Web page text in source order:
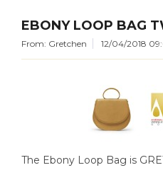
EBONY LOOP BAG
From: Gretchen 12/04/2018
The Ebony Loop Bag is